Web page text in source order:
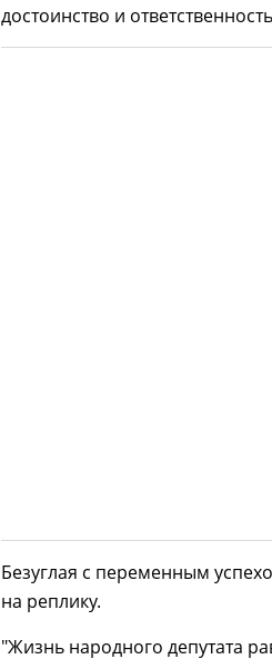
достоинство и
Безуглая с переменным
на реплику.
"Жизнь народного депутата